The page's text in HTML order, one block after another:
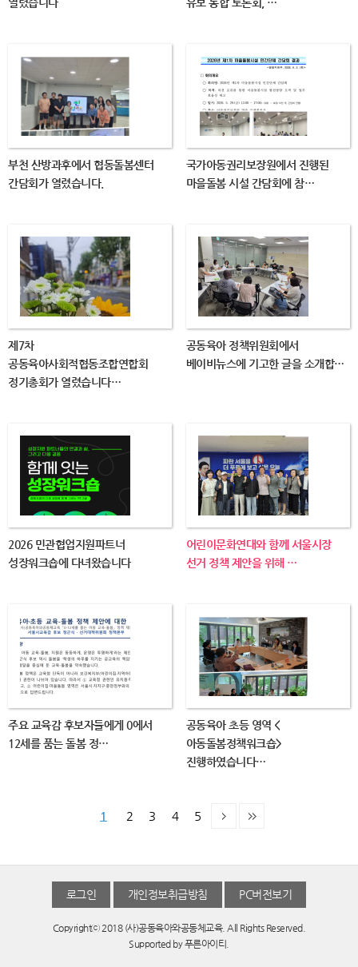
부천 산방과후에서 협동돌봄센터
간담회가 열렸습니다.
국가아동권리보장원에서 진행된
마을돌봄 시설 간담회에 참…
제7차
공동육아사회적협동조합연합회
정기총회가 열렸습니다…
공동육아 정책위원회에서
베이비뉴스에 기고한 글을 소개합…
2026 민관협업지원파트너
성장워크숍에 다녀왔습니다
어린이문화연대와 함께 서울시장
선거 정책 제안을 위해 …
주요 교육감 후보자들에게 0에서
12세를 품는 돌봄 정…
공동육아 초등 영역 <
아동돌봄정책워크숍>
진행하였습니다…
1 2 3 4 5
로그인 개인정보취급방침 PC버전보기
Copyrightⓒ 2018 (사)공동육아와공동체교육. All Rights Reserved.
Supported by푸른아이티.